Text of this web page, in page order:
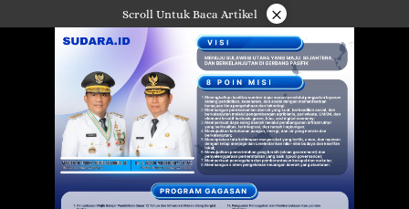
ke
Scroll Untuk Baca Artikel ×